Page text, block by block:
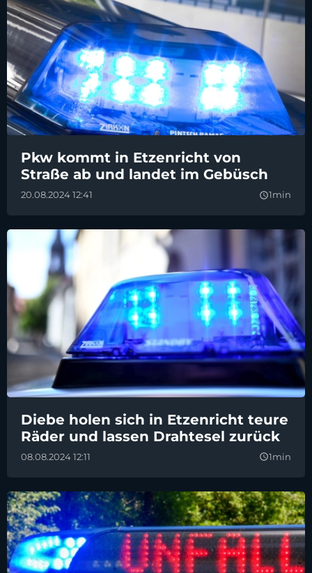
Pkw kommt in Etzenricht von
Straße ab und landet im Gebüsch
20.08.2024 12:41 query_builder1min
Diebe holen sich in Etzenricht teure
Räder und lassen Drahtesel zurück
08.08.2024 12:11 query_builder1min